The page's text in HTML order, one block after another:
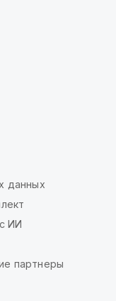
данных
ИИ
партнеры